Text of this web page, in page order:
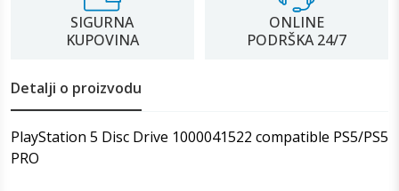
SIGURNA
KUPOVINA
ONLINE
PODRŠKA 24/7
Detalji o proizvodu
PlayStation 5 Disc Drive 1000041522 compatible PS5/PS5
PRO